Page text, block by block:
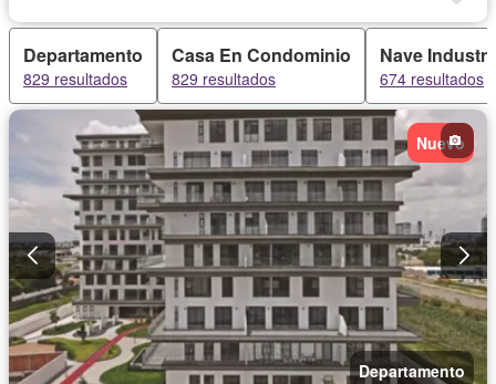
Departamento
829 resultados
Casa En Condominio
829 resultados
Nave
674 resultados
Nuevo
Departamento